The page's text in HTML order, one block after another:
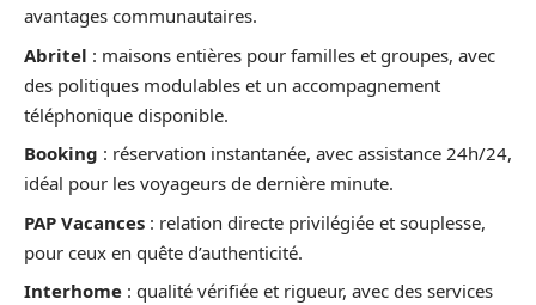
avantages communautaires.
Abritel : maisons entières pour familles et groupes, avec
des politiques modulables et un accompagnement
téléphonique disponible.
Booking : réservation instantanée, avec assistance 24h/24,
idéal pour les voyageurs de dernière minute.
PAP Vacances : relation directe privilégiée et souplesse,
pour ceux en quête d’authenticité.
Interhome : qualité vérifiée et rigueur, avec des services